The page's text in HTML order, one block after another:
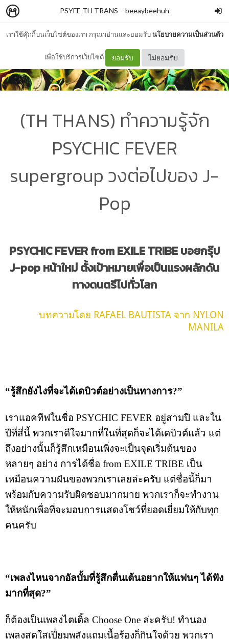
เราใช้คุ๊กกี้บนเว็บไซต์ของเรา กรุณาอ่านและยอมรับนโยบายความเป็นส่วนตัว
เพื่อใช้บริการเว็บไซต์ ยอมรับ ไม่ยอมรับ
PSYFE TH TRANS – beeaybeehuh
(TH THANS) ทำความรู้จัก
PSYCHIC FEVER
supergroup วงต่อไปของ J-
Pop
PSYCHIC FEVER from EXILE TRIBE บอยกรุ๊ป
J-pop หน้าใหม่ ตั้งเป้าหมายเพื่อเป็นแรงผลักดัน
ทางดนตรีไปทั่วโลก
บทความโดย RAFAEL BAUTISTA จาก NYLON
MANILA
“รู้สึกยังไงที่จะได้เดบิวต์อย่างเป็นทางการ?”
เราแอคทีฟในชื่อ PSYCHIC FEVER อยู่สามปี และใน
ปีที่สี่นี้ พวกเราดีใจมากที่ในที่สุดก็จะได้เดบิวต์แล้ว แต่
ถึงอย่างนั้นก็รู้สึกเหมือนเพิ่งจะเป็นจุดเริ่มต้นของ
หลายๆ อย่าง การได้ชื่อ from EXILE TRIBE เป็น
เหมือนความฝันของพวกเราเลยล่ะครับ แต่ชื่อนี้ก็มา
พร้อมกับความรับผิดชอบมากมาย พวกเราก็จะทำงาน
ให้หนักเพื่อที่จะมอบการแสดงโชว์ที่ยอดเยี่ยมให้กับทุก
คนครับ
“เพลงไหนจากอัลบั้มที่รู้สึกตื่นเต้นอยากให้แฟนๆ ได้ฟัง
มากที่สุด?”
ก็ต้องเป็นเพลงไตเติ้ล Choose One ล่ะครับ! ทำนอง
เพลงสดใสเปี่ยมพลังแถมเนื้อร้องก็กินใจด้วย พวกเรา